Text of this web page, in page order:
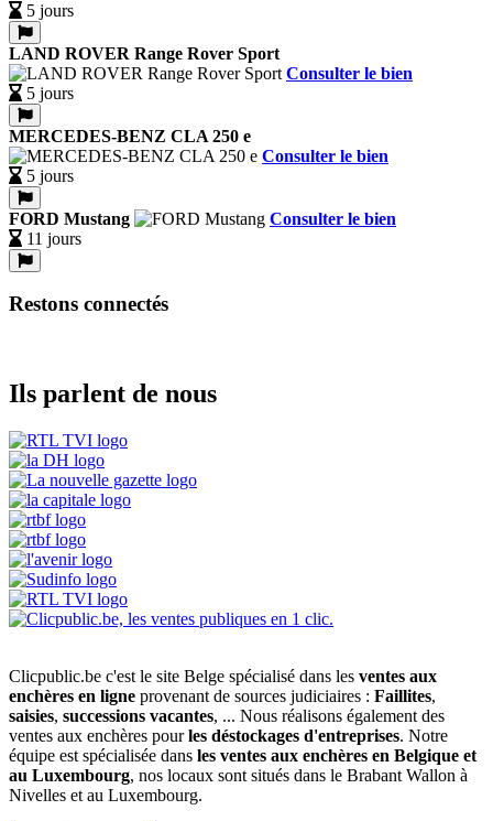
5 jours
LAND ROVER Range Rover Sport
Consulter le bien
5 jours
MERCEDES-BENZ CLA 250 e
Consulter le bien
5 jours
FORD Mustang
Consulter le bien
11 jours
Restons connectés
Ils parlent de nous
Clicpublic.be c'est le site Belge spécialisé dans les ventes aux
enchères en ligne provenant de sources judiciaires : Faillites,
saisies, successions vacantes, ... Nous réalisons également des
ventes aux enchères pourles déstockages d'entreprises. Notre
équipe est spécialisée dans les ventes aux enchères en Belgique et
au Luxembourg, nos locaux sont situés dans le Brabant Wallon à
Nivelles et au Luxembourg.